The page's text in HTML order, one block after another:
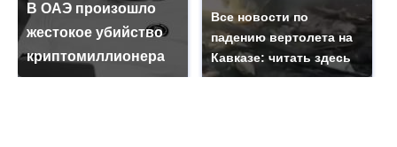
В ОАЭ произошло
жестокое убийство
криптомиллионера
Все новости по
падению вертолета на
Кавказе: читать здесь